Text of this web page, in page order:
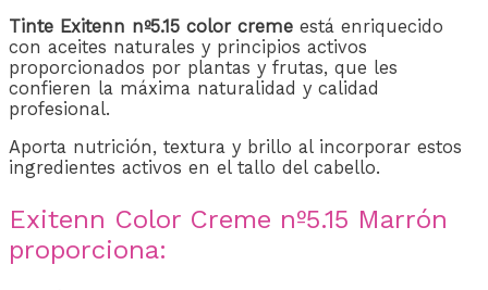
Tinte Exitenn nº5.15 color creme está enriquecido
con aceites naturales y principios activos
proporcionados por plantas y frutas, que les
confieren la máxima naturalidad y calidad
profesional.
Aporta nutrición, textura y brillo al incorporar estos
ingredientes activos en el tallo del cabello.
Exitenn Color Creme nº5.15 Marrón
proporciona: